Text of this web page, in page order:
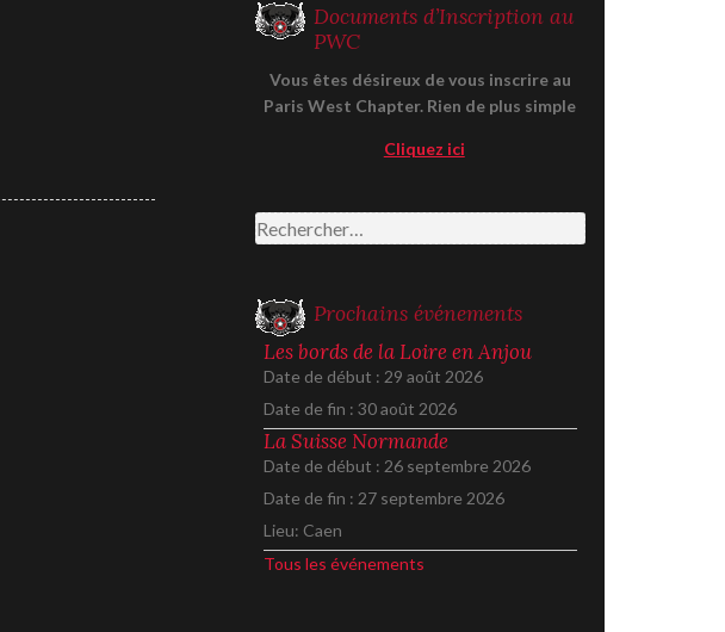
Documents d’Inscription au
PWC
Vous êtes désireux de vous inscrire au
Paris West Chapter. Rien de plus simple
Cliquez ici
Rechercher :
Prochains événements
Les bords de la Loire en Anjou
Date de début : 29 août 2026
Date de fin : 30 août 2026
La Suisse Normande
Date de début : 26 septembre 2026
Date de fin : 27 septembre 2026
Lieu: Caen
Tous les événements